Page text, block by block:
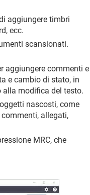
aggiungere timbri
ecc.
scansionati.
aggiungere commenti e
e cambio di stato, in
alla modifica del testo.
nascosti, come
allegati,
MRC, che